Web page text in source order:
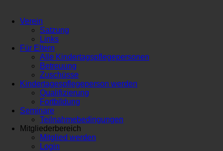
Verein
Satzung
Links
Für Eltern
Alle Kindertagspflegepersonen
Betreuung
Zuschüsse
Kindertagespflegeperson werden
Qualifizierung
Fortbildung
Seminare
Teilnahmebedingungen
Mitgliederbereich
Mitglied werden
Login